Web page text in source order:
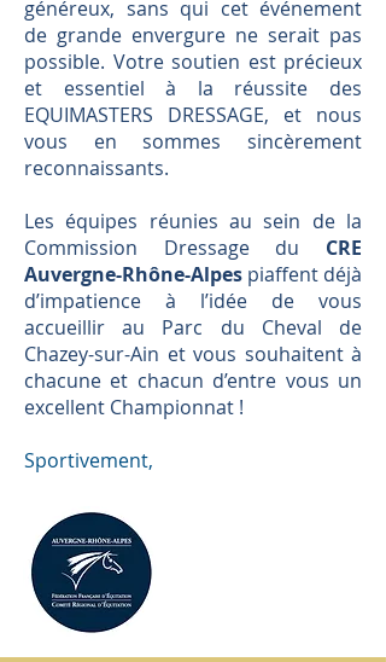
généreux, sans qui cet événement
de grande envergure ne serait pas
possible. Votre soutien est précieux
et essentiel à la réussite des
EQUIMASTERS DRESSAGE, et nous
vous en sommes sincèrement
reconnaissants.
Les équipes réunies au sein de la
Commission Dressage du CRE
Auvergne-Rhône-Alpes piaffent déjà
d’impatience à l’idée de vous
accueillir au Parc du Cheval de
Chazey-sur-Ain et vous souhaitent à
chacune et chacun d’entre vous un
excellent Championnat !
Sportivement,